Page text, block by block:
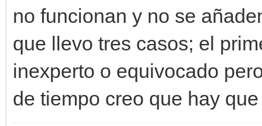
no funcionan y no se
que llevo tres casos; el
inexperto o equivocado
de tiempo creo que hay